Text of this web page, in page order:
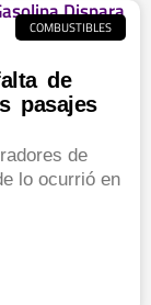
COMBUSTIBLES
de
pasajes
de
lo ocurrió en